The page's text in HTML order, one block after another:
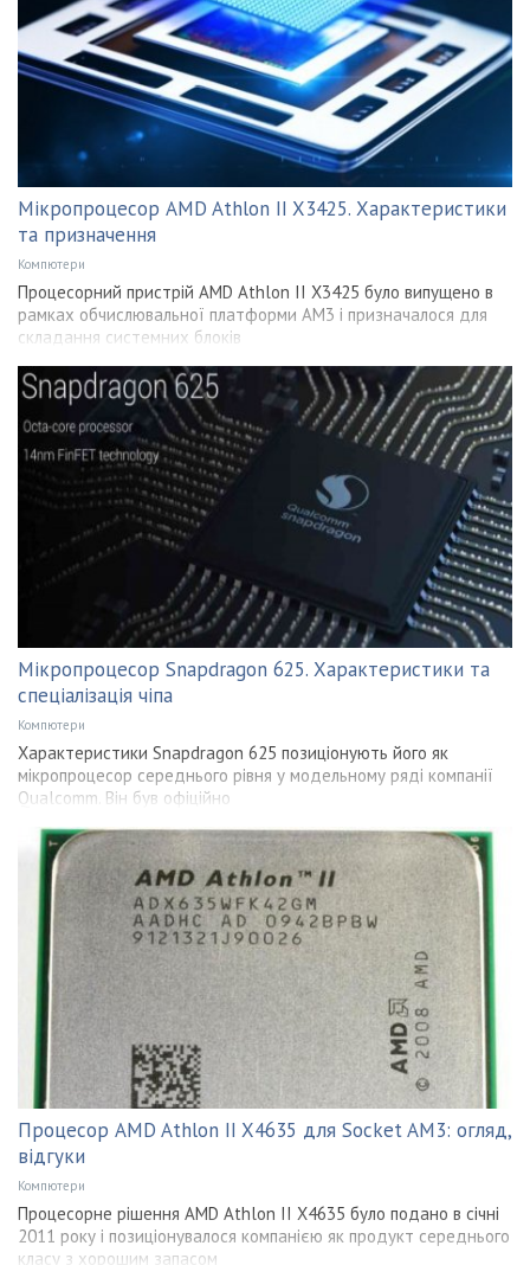
Мікропроцесор AMD Athlon II X3425. Характеристики
та призначення
Компютери
Процесорний пристрій AMD Athlon II X3425 було випущено в
рамках обчислювальної платформи АМ3 і призначалося для
складання системних блоків
Мікропроцесор Snapdragon 625. Характеристики та
спеціалізація чіпа
Компютери
Характеристики Snapdragon 625 позиціонують його як
мікропроцесор середнього рівня у модельному ряді компанії
Qualcomm. Він був офіційно
Процесор AMD Athlon II X4635 для Socket AM3: огляд,
відгуки
Компютери
Процесорне рішення AMD Athlon II X4635 було подано в січні
2011 року і позиціонувалося компанією як продукт середнього
класу з хорошим запасом